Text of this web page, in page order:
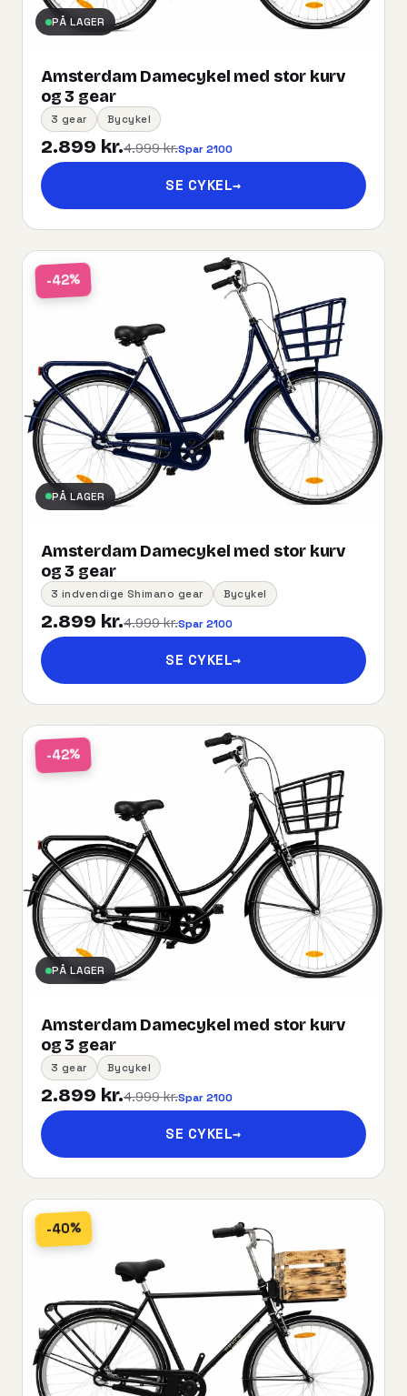
PÅ LAGER
Amsterdam Damecykel med stor kurv
og 3 gear
3 gear Bycykel
2.899 kr.4.999 kr.Spar 2100
SE CYKEL→
-42%
PÅ LAGER
Amsterdam Damecykel med stor kurv
og 3 gear
3 indvendige Shimano gear Bycykel
2.899 kr.4.999 kr.Spar 2100
SE CYKEL→
-42%
PÅ LAGER
Amsterdam Damecykel med stor kurv
og 3 gear
3 gear Bycykel
2.899 kr.4.999 kr.Spar 2100
SE CYKEL→
-40%